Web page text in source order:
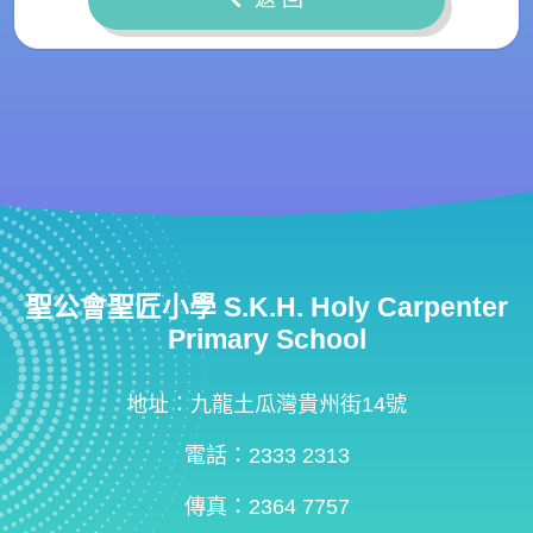
聖公會聖匠小學 S.K.H. Holy Carpenter
Primary School
地址：九龍土瓜灣貴州街14號
電話：2333 2313
傳真：2364 7757